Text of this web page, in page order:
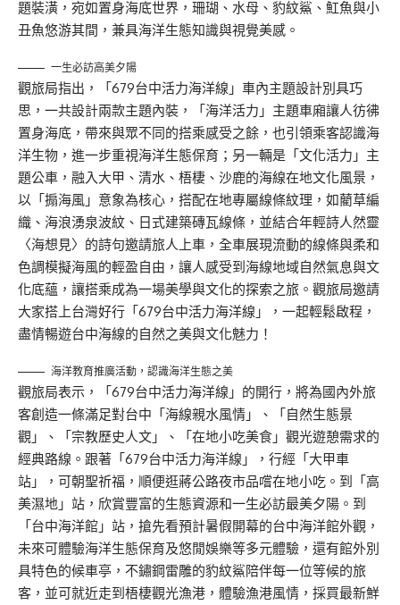
題裝潢，宛如置身海底世界，珊瑚、水母、豹紋鯊、魟魚與小
丑魚悠游其間，兼具海洋生態知識與視覺美感。
一生必訪高美夕陽
觀旅局指出，「679台中活力海洋線」車內主題設計別具巧
思，一共設計兩款主題內裝，「海洋活力」主題車廂讓人彷彿
置身海底，帶來與眾不同的搭乘感受之餘，也引領乘客認識海
洋生物，進一步重視海洋生態保育；另一輛是「文化活力」主
題公車，融入大甲、清水、梧棲、沙鹿的海線在地文化風景，
以「搧海風」意象為核心，搭配在地專屬線條紋理，如藺草編
織、海浪湧泉波紋、日式建築磚瓦線條，並結合年輕詩人然靈
〈海想見〉的詩句邀請旅人上車，全車展現流動的線條與柔和
色調模擬海風的輕盈自由，讓人感受到海線地域自然氣息與文
化底蘊，讓搭乘成為一場美學與文化的探索之旅。觀旅局邀請
大家搭上台灣好行「679台中活力海洋線」，一起輕鬆啟程，
盡情暢遊台中海線的自然之美與文化魅力！
海洋教育推廣活動，認識海洋生態之美
觀旅局表示，「679台中活力海洋線」的開行，將為國內外旅
客創造一條滿足對台中「海線親水風情」、「自然生態景
觀」、「宗教歷史人文」、「在地小吃美食」觀光遊憩需求的
經典路線。跟著「679台中活力海洋線」，行經「大甲車
站」，可朝聖祈福，順便逛蔣公路夜市品嚐在地小吃。到「高
美濕地」站，欣賞豐富的生態資源和一生必訪最美夕陽。到
「台中海洋館」站，搶先看預計暑假開幕的台中海洋館外觀，
未來可體驗海洋生態保育及悠閒娛樂等多元體驗，還有館外別
具特色的候車亭，不鏽鋼雷雕的豹紋鯊陪伴每一位等候的旅
客，並可就近走到梧棲觀光漁港，體驗漁港風情，採買最新鮮